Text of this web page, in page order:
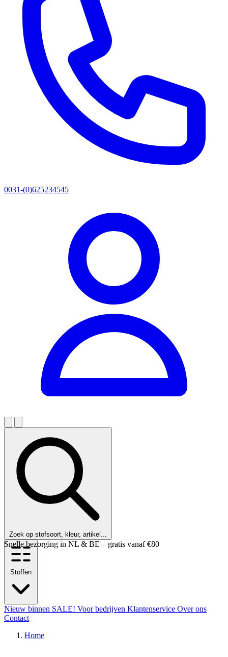
0031-(0)625234545
Zoek op stofsoort, kleur, artikel...
Klanten beoordelen ons met een 9,6!
Stoffen
Nieuw binnen SALE! Voor bedrijven Klantenservice Over ons
Contact
Home